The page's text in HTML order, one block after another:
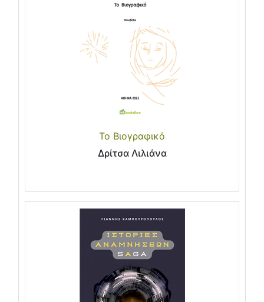
Το Βιογραφικό
Δρίτσα Λιλιάνα